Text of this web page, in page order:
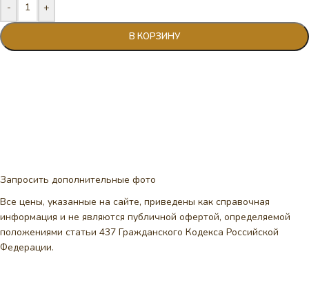
- +
В КОРЗИНУ
Запросить дополнительные фото
Все цены, указанные на сайте, приведены как справочная
информация и не являются публичной офертой, определяемой
положениями статьи 437 Гражданского Кодекса Российской
Федерации.